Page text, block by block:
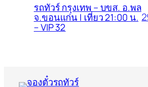
รถทัวร์ กรุงเทพ – บขส. อ.พล
จ.ขอนแก่น | เที่ยว 21:00 น.
– VIP 32